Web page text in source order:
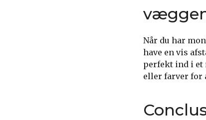
Når du har
have en vis
perfekt ind i et
eller farver for